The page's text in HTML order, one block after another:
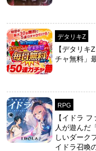
デタリキZ
【デタリ
チャ無料」
RPG
【イドラ
人が遊んだ
しいダーク
イドラ召喚